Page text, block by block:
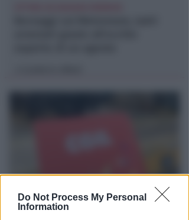
Do Not Process My Personal
Information
OSSERVATORIO CGIL INCA